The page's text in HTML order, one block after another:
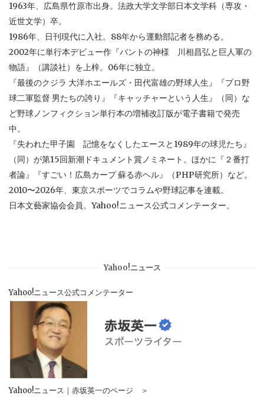
1963年、広島県竹原市出身。法政大学文学部日本文学科（専攻・
近世文学）卒。
1986年、日刊現代に入社。88年から運動部記者を務める。
2002年に単行本デビュー作『バントの神様 川相昌弘と巨人軍の
物語』（講談社）を上梓。06年に独立。
『最後のクジラ 大洋ホエールズ・田代富雄の野球人生』『プロ野
球二軍監督 男たちの誇り』『キャッチャーという人生』（同）な
ど野球ノンフィクション単行本の増補改訂版が電子書籍で発売
中。
『失われた甲子園 記憶をなくしたエースと1989年の球児たち』
（同）が第15回新潮ドキュメント賞ノミネート。ほかに『２番打
者論』『すごい！広島カープ 蘇る赤ヘル』（PHP研究所）など。
2010〜2026年、東京スポーツでコラムや野球記事を連載。
日本文藝家協会会員。Yahoo!ニュース公式コメンテーター。
Yahoo!ニュース
Yahoo!ニュース公式コメンテーター
Yahoo!ニュース｜赤坂英一のページ ＞